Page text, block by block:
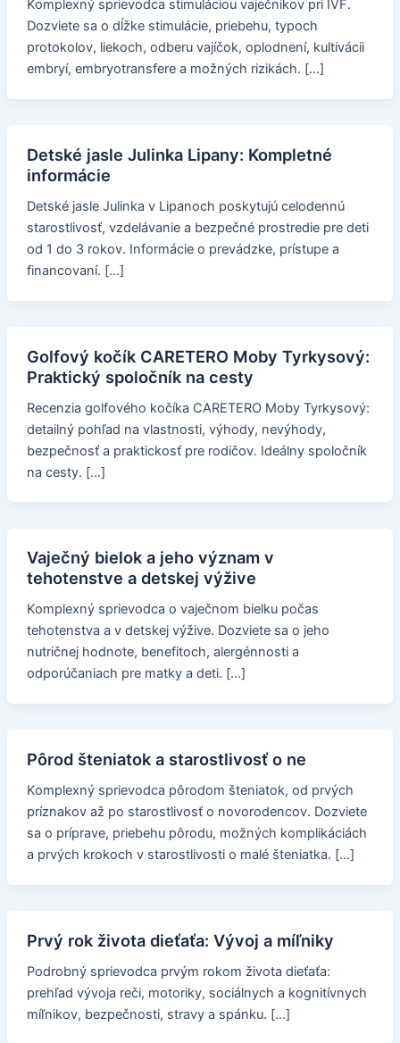
Komplexný sprievodca stimuláciou vaječníkov pri IVF.
Dozviete sa o dĺžke stimulácie, priebehu, typoch
protokolov, liekoch, odberu vajíčok, oplodnení, kultivácii
embryí, embryotransfere a možných rizikách. […]
Detské jasle Julinka Lipany: Kompletné
informácie
Detské jasle Julinka v Lipanoch poskytujú celodennú
starostlivosť, vzdelávanie a bezpečné prostredie pre deti
od 1 do 3 rokov. Informácie o prevádzke, prístupe a
financovaní. […]
Golfový kočík CARETERO Moby Tyrkysový:
Praktický spoločník na cesty
Recenzia golfového kočíka CARETERO Moby Tyrkysový:
detailný pohľad na vlastnosti, výhody, nevýhody,
bezpečnosť a praktickosť pre rodičov. Ideálny spoločník
na cesty. […]
Vaječný bielok a jeho význam v
tehotenstve a detskej výžive
Komplexný sprievodca o vaječnom bielku počas
tehotenstva a v detskej výžive. Dozviete sa o jeho
nutričnej hodnote, benefitoch, alergénnosti a
odporúčaniach pre matky a deti. […]
Pôrod šteniatok a starostlivosť o ne
Komplexný sprievodca pôrodom šteniatok, od prvých
príznakov až po starostlivosť o novorodencov. Dozviete
sa o príprave, priebehu pôrodu, možných komplikáciách
a prvých krokoch v starostlivosti o malé šteniatka. […]
Prvý rok života dieťaťa: Vývoj a míľniky
Podrobný sprievodca prvým rokom života dieťaťa:
prehľad vývoja reči, motoriky, sociálnych a kognitívnych
míľnikov, bezpečnosti, stravy a spánku. […]